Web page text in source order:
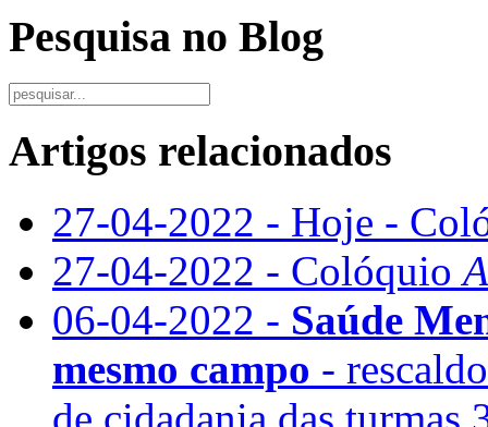
Pesquisa no Blog
Artigos relacionados
27-04-2022 - Hoje -
27-04-2022 - Colóquio
06-04-2022 - Saúde
mesmo campo -